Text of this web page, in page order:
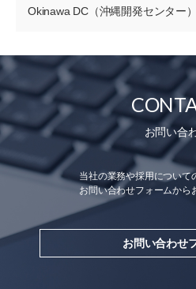
Okinawa DC（沖縄開発センター
お問い合
当社の業務や採用について
お問い合わせフォームから
お問い合わせ